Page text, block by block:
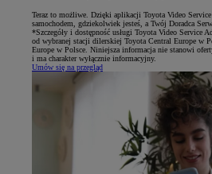
Teraz to możliwe. Dzięki aplikacji Toyota Video
samochodem, gdziekolwiek jesteś, a Twój Doradca
*Szczegóły i dostępność usługi Toyota Video Service
od wybranej stacji dilerskiej Toyota Central Europe w
Europe w Polsce. Niniejsza informacja nie stanowi
i ma charakter wyłącznie informacyjny.
Umów się na przegląd